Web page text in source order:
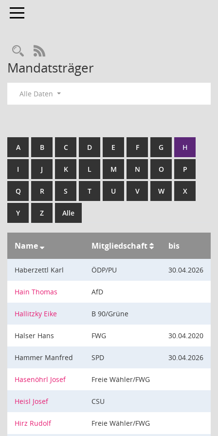
Toggle navigation
RSS-Feed
Mandatsträger
Alle Daten
A B C D E F G H
I J K L M N O P
Q R S T U V W X
Y Z Alle
Name Mitgliedschaft bis
Haberzettl Karl ÖDP/PU 30.04.2026
Hain Thomas AfD
Hallitzky Eike B 90/Grüne
Halser Hans FWG 30.04.2020
Hammer Manfred SPD 30.04.2026
Hasenöhrl Josef Freie Wähler/FWG
Heisl Josef CSU
Hirz Rudolf Freie Wähler/FWG